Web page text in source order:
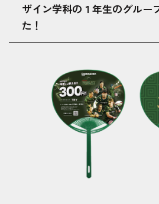
ザイン学科の１年生のグルー
た！